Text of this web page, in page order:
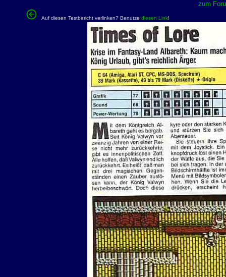
zum
Auf diesen Testbericht verlinken? Benutze diesen Link!